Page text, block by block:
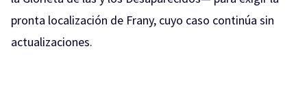
pronta localización de Frany, cuyo caso continúa sin
actualizaciones.